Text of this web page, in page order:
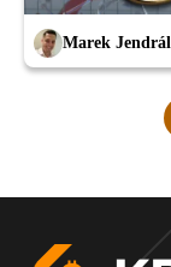
Marek Jendrál